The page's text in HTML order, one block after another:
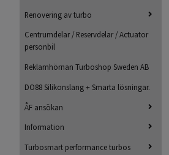
Renovering av turbo
Centrumdelar / Reservdelar / Actuator
personbil
Reklamhörnan Turboshop Sweden AB
DO88 Silikonslang + Smarta lösningar.
ÅF ansökan
Information
Turbosmart performance turbos